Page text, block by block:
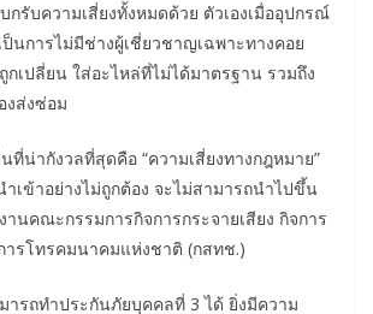
กรับความเสี่ยงทั้งหมดด้วย ตัวเองเมื่ออุปกรณ์
นการไม่มีช่างผู้เชี่ยวชาญเฉพาะทางคอย
กเปลี่ยน ใส่อะไหล่ที่ไม่ได้มาตรฐาน รวมถึง
งส่งซ่อม
ที่น่ากังวลที่สุดคือ “ความเสี่ยงทางกฎหมาย”
ำเข้าอย่างไม่ถูกต้อง จะไม่สามารถนำไปขึ้น
นคณะกรรมการกิจการกระจายเสียง กิจการ
รโทรคมนาคมแห่งชาติ (กสทช.)
ารถทำประกันภัยบุคคลที่ 3 ได้ ยิ่งมีความ